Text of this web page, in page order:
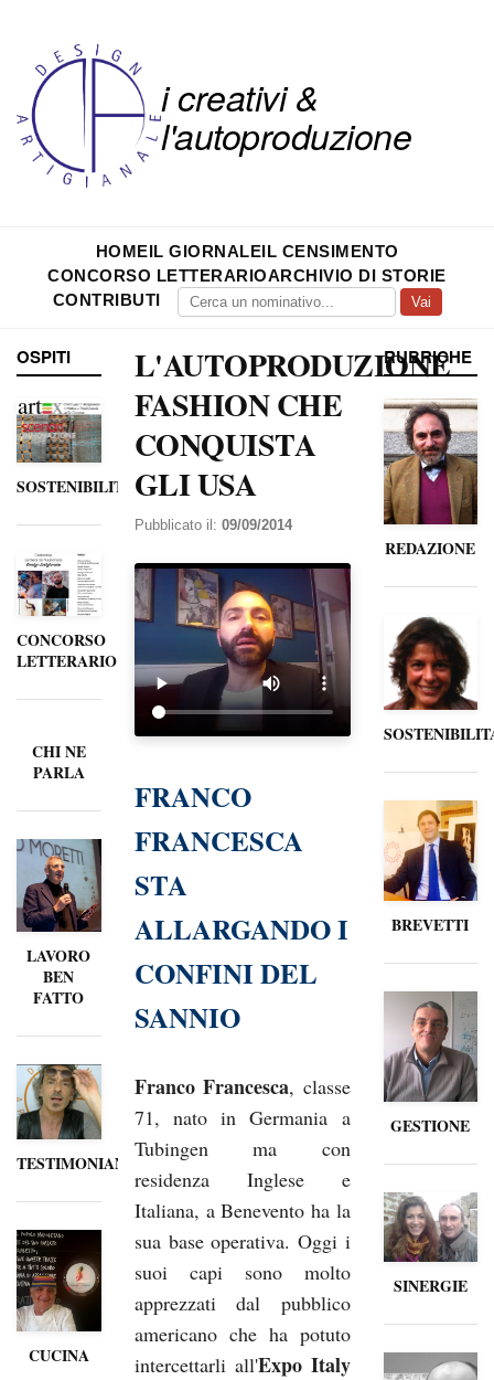
i creativi &
l'autoproduzione
HOMEIL GIORNALEIL CENSIMENTO
CONCORSO LETTERARIOARCHIVIO DI STORIE
CONTRIBUTI
Vai
OSPITI
SOSTENIBILITÀ
CONCORSO
LETTERARIO
CHI NE
PARLA
LAVORO
BEN
FATTO
TESTIMONIANZE
CUCINA
L'AUTOPRODUZIONE
FASHION CHE
CONQUISTA
GLI USA
Pubblicato il: 09/09/2014
FRANCO
FRANCESCA
STA
ALLARGANDO I
CONFINI DEL
SANNIO
Franco Francesca, classe
71, nato in Germania a
Tubingen ma con
residenza Inglese e
Italiana, a Benevento ha la
sua base operativa. Oggi i
suoi capi sono molto
apprezzati dal pubblico
americano che ha potuto
intercettarli all'Expo Italy
RUBRICHE
REDAZIONE
BREVETTI
GESTIONE
SINERGIE